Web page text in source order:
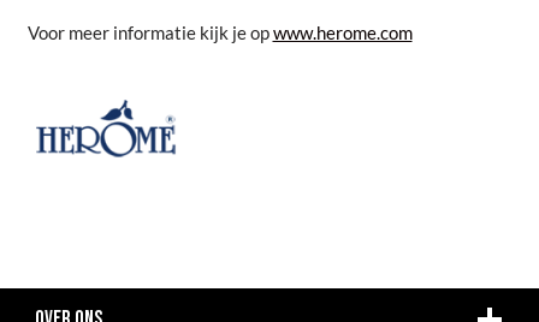
Voor meer informatie kijk je opwww.herome.com